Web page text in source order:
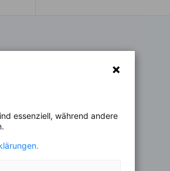
essenziell, während andere